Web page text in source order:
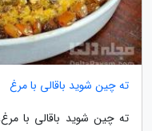
ته چین شوید باقالی با مرغ
ته چین شوید باقالی با